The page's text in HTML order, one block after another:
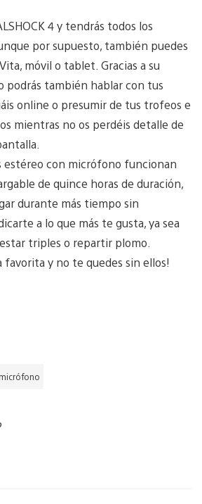
4 y tendrás todos los
por supuesto, también puedes
móvil o tablet. Gracias a su
podrás también hablar con tus
online o presumir de tus trofeos e
mientras no os perdéis detalle de
estéreo con micrófono funcionan
de quince horas de duración,
durante más tiempo sin
a lo que más te gusta, ya sea
triples o repartir plomo.
favorita y no te quedes sin ellos!